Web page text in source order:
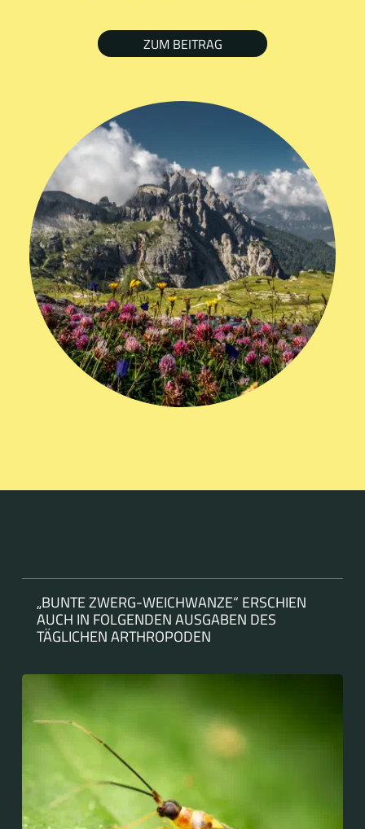
ZUM BEITRAG
„BUNTE ZWERG-WEICHWANZE“ ERSCHIEN
AUCH IN FOLGENDEN AUSGABEN DES
TÄGLICHEN ARTHROPODEN